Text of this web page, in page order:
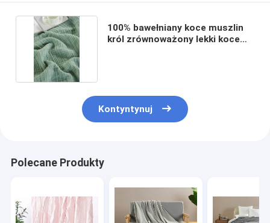
Skontaktuj się z nami
Nowości
Sprawy
Poproś o wycenę
Zestaw pokrywek kołysek
100% bawełniany koce muszlin
król zrównoważony lekki koce
Kontyntynuj
Polecane Produkty